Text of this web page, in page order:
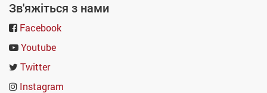
Зв'яжіться з нами
Facebook
Youtube
Twitter
Instagram